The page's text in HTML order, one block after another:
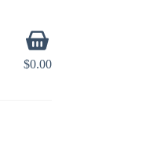
Shopping
cart
$0.00